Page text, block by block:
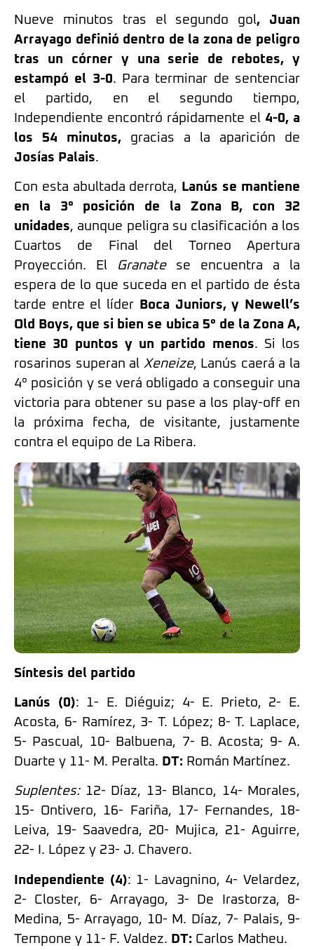
Nueve minutos tras el segundo gol, Juan
Arrayago definió dentro de la zona de peligro
tras un córner y una serie de rebotes, y
estampó el 3-0. Para terminar de sentenciar
el partido, en el segundo tiempo,
Independiente encontró rápidamente el 4-0, a
los 54 minutos, gracias a la aparición de
Josías Palais.
Con esta abultada derrota, Lanús se mantiene
en la 3° posición de la Zona B, con 32
unidades, aunque peligra su clasificación a los
Cuartos de Final del Torneo Apertura
Proyección. El
Granatese encuentra a la
espera de lo que suceda en el partido de ésta
tarde entre el líder
Boca Juniors, y Newell’s
Old Boys, que si bien se ubica 5° de la Zona A,
tiene 30 puntos y un partido menos. Si los
rosarinos superan al Xeneize, Lanús caerá a la
4° posición y se verá obligado a conseguir una
victoria para obtener su pase a los play-off en
la próxima fecha, de visitante, justamente
contra el equipo de La Ribera.
Síntesis del partido
Lanús (0): 1- E. Diéguiz; 4- E. Prieto, 2- E.
Acosta, 6- Ramírez, 3- T. López; 8- T. Laplace,
5- Pascual, 10- Balbuena, 7- B. Acosta; 9- A.
Duarte y 11- M. Peralta. DT: Román Martínez.
Suplentes: 12- Díaz, 13- Blanco, 14- Morales,
15- Ontivero, 16- Fariña, 17- Fernandes, 18-
Leiva, 19- Saavedra, 20- Mujica, 21- Aguirre,
22- I. López y 23- J. Chavero.
Independiente (4): 1- Lavagnino, 4- Velardez,
2- Closter, 6- Arrayago, 3- De Irastorza, 8-
Medina, 5- Arrayago, 10- M. Díaz, 7- Palais, 9-
Tempone y 11- F. Valdez. DT: Carlos Matheu.